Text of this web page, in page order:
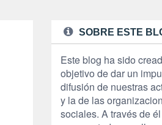
SOBRE ESTE
Este blog ha sido
objetivo de dar un
difusión de nuestras
y la de las
sociales. A través de